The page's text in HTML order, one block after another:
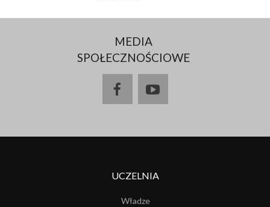
MEDIA
SPOŁECZNOŚCIOWE
UCZELNIA
Władze